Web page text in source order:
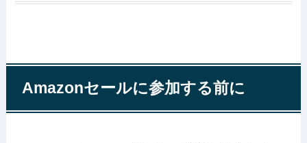
Amazonセールに参加する前に